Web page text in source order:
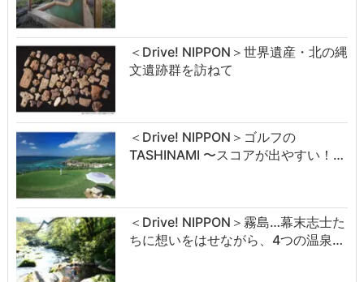
＜Drive! NIPPON＞世界遺産・北の縄
文遺跡群を訪ねて
＜Drive! NIPPON＞ゴルフの
TASHINAMI 〜スコアが出やすい！…
＜Drive! NIPPON＞霧島…幕末志士た
ちに想いをはせながら、4つの温泉…